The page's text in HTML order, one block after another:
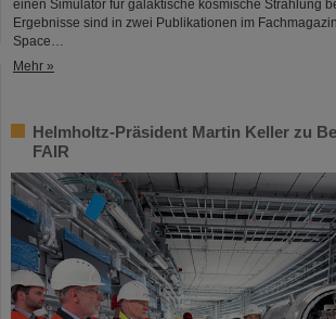
einen Simulator für galaktische kosmische Strahlung
Ergebnisse sind in zwei Publikationen im
Space…
Mehr »
Helmholtz-Präsident Martin Keller zu
FAIR